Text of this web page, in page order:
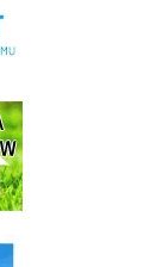
- złóż deklarację